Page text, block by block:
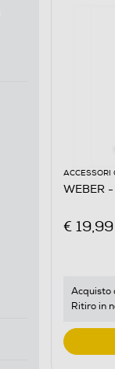
ACCESSORI
WEBER -
€ 19,99
Acquisto
Ritiro in